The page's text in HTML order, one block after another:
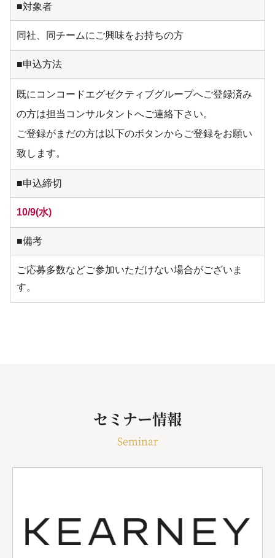
■対象者
同社、同チームにご興味をお持ちの方
■申込方法
既にコンコードエグゼクティブグループへご登録済み
の方は担当コンサルタントへご連絡下さい。
ご登録がまだの方は以下のボタンからご登録をお願い
致します。
■申込締切
10/9(水)
■備考
ご応募多数などご参加いただけない場合がございま
す。
セミナー情報
Seminar